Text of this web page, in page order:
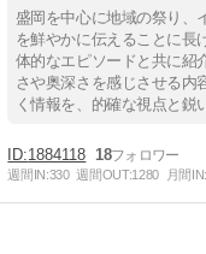
盛岡を中心に地域の祭り、
を鮮やかに伝えることに長
体的なエピソードと共に紹
さや奥深さを感じさせる内
く情報を、的確な視点と鋭
1884118 18
週間IN:330 週間OUT:1280 月間IN: